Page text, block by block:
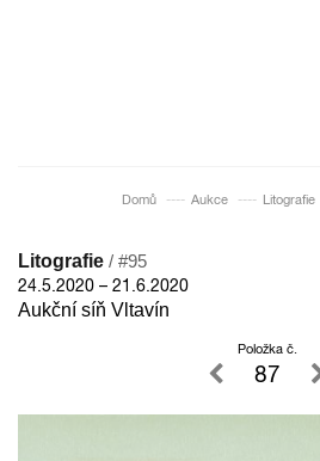
Domů Aukce Litografie
Litografie / #95
24.5.2020 – 21.6.2020
Aukční síň Vltavín
Položka č.
87